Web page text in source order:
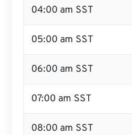
04:00 am SST
05:00 am SST
06:00 am SST
07:00 am SST
08:00 am SST